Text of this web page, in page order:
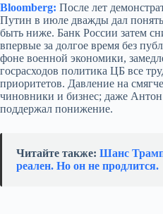
Bloomberg: После лет
Путин в июле дважды дал
быть ниже. Банк России затем
впервые за долгое время без
фоне военной экономики,
госрасходов политика ЦБ все
приоритетов. Давление на
чиновники и бизнес; даже
поддержал понижение.
Читайте также: Шанс
реален. Но он не продлится.